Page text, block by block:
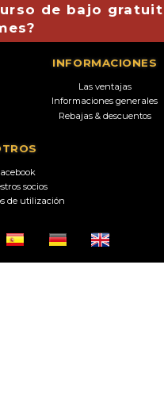
de bajo
INFORMACIONES
Las ventajas
Informaciones generales
Rebajas & descuentos
socios
de utilización